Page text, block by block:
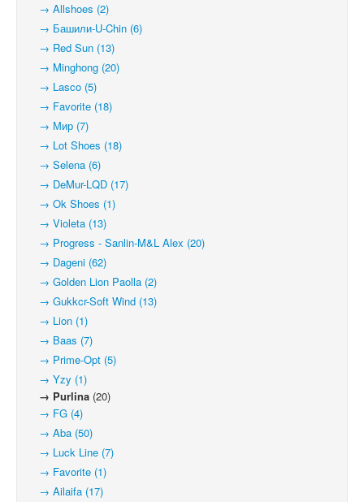
→ Allshoes (2)
→ Башили-U-Chin (6)
→ Red Sun (13)
→ Minghong (20)
→ Lasco (5)
→ Favorite (18)
→ Мир (7)
→ Lot Shoes (18)
→ Selena (6)
→ DeMur-LQD (17)
→ Ok Shoes (1)
→ Violeta (13)
→ Progress - Sanlin-M&L Alex (20)
→ Dageni (62)
→ Golden Lion Paolla (2)
→ Gukkcr-Soft Wind (13)
→ Lion (1)
→ Baas (7)
→ Prime-Opt (5)
→ Yzy (1)
→ Purlina (20)
→ FG (4)
→ Aba (50)
→ Luck Line (7)
→ Favorite (1)
→ Ailaifa (17)